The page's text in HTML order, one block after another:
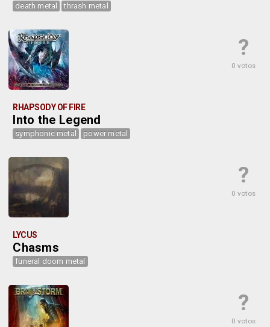
death metal thrash metal
?
0 votos
RHAPSODY OF FIRE
Into the Legend
symphonic metal power metal
?
0 votos
LYCUS
Chasms
funeral doom metal
?
0 votos